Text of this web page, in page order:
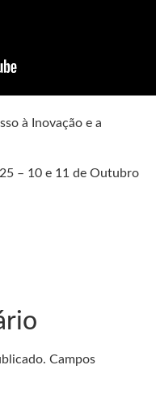
à Inovação e a
– 10 e 11 de Outubro
Campos